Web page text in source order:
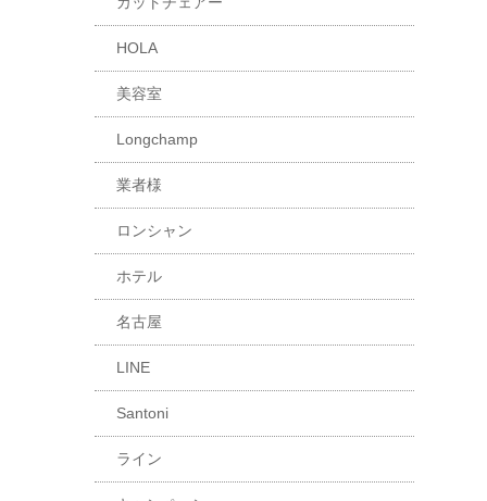
HOLA
美容室
Longchamp
業者様
ロンシャン
ホテル
名古屋
LINE
Santoni
ライン